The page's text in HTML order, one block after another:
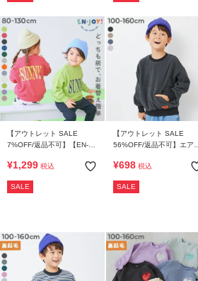
【アウトレット SALE
7%OFF/返品不可】【EN-
でお着替え 裏起毛じゃない
¥1,299 税込
SALE
【アウトレット SALE
56%OFF/返品不可】エアリ
ト トレーナー
¥698 税込
SALE